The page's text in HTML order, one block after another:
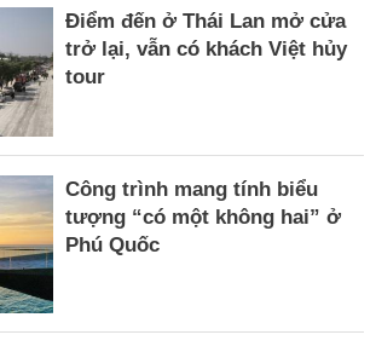
Điểm đến ở Thái Lan mở cửa
trở lại, vẫn có khách Việt hủy
tour
Công trình mang tính biểu
tượng “có một không hai” ở
Phú Quốc